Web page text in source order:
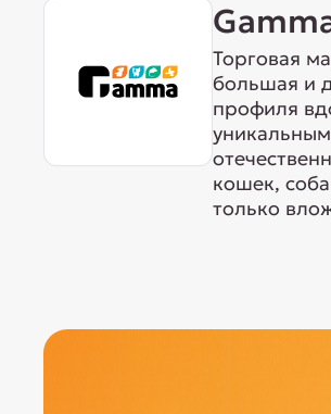
Торговая
большая и
профиля
кошек,
только